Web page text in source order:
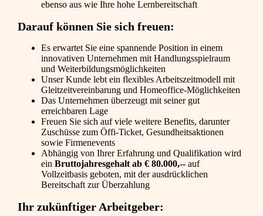
ebenso aus wie Ihre hohe Lernbereitschaft
Darauf können Sie sich freuen:
Es erwartet Sie eine spannende Position in einem
innovativen Unternehmen mit Handlungsspielraum
und Weiterbildungsmöglichkeiten
Unser Kunde lebt ein flexibles Arbeitszeitmodell mit
Gleitzeitvereinbarung und Homeoffice-Möglichkeiten
Das Unternehmen überzeugt mit seiner gut
erreichbaren Lage
Freuen Sie sich auf viele weitere Benefits, darunter
Zuschüsse zum Öffi-Ticket, Gesundheitsaktionen
sowie Firmenevents
Abhängig von Ihrer Erfahrung und Qualifikation wird
ein Bruttojahresgehalt ab € 80.000,-- auf
Vollzeitbasis geboten, mit der ausdrücklichen
Bereitschaft zur Überzahlung
Ihr zukünftiger Arbeitgeber: